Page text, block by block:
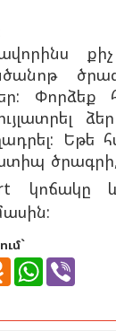
քիչ
Փորձեք
Եթե
կոճակը
O
k
W
s
r